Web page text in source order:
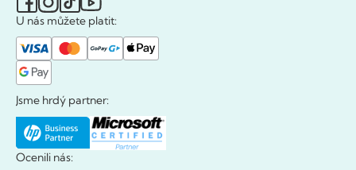
U nás můžete platit:
Jsme hrdý partner:
Ocenili nás: